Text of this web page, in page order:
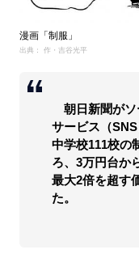
漫画「制服」
出典： 作・吉谷光平
朝日新聞がソ
サービス（
中学校111校の
ろ、3万円台か
最大2倍を超す
た。